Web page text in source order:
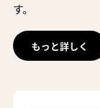
す。
もっと詳しく